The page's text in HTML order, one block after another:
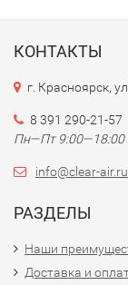
КОНТАКТЫ
г. Красноярск,
8 391 290-21-57
Пн—Пт 9:00—18:00
info@clear-air.ru
РАЗДЕЛЫ
Наши
Доставка и